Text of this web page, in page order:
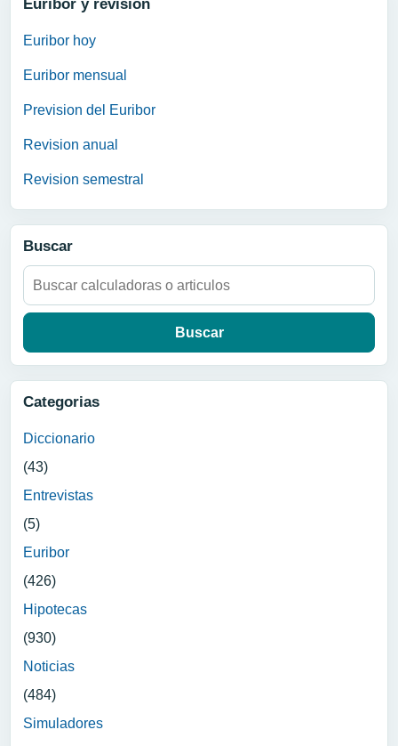
Euribor y revision
Euribor hoy
Euribor mensual
Prevision del Euribor
Revision anual
Revision semestral
Buscar
Buscar:
Categorias
Diccionario
(43)
Entrevistas
(5)
Euribor
(426)
Hipotecas
(930)
Noticias
(484)
Simuladores